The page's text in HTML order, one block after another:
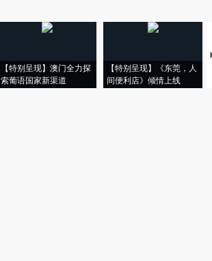
【特别呈现】澳门全力探
索葡语国家新渠道
【特别呈现】《东莞，人
间便利店》倾情上线